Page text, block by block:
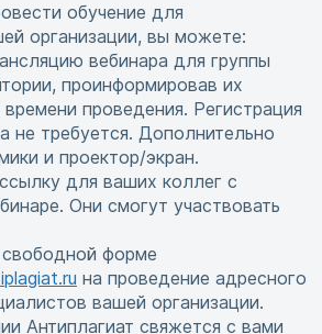
обучение для
организации, вы можете:
вебинара для группы
проинформировав их
проведения. Регистрация
не требуется. Дополнительно
и проектор/экран.
для ваших коллег с
Они смогут участвовать
форме
на проведение адресного
вашей организации.
Антиплагиат свяжется с вами